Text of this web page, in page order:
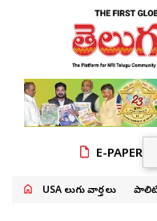
E-PAPER
USA తెలుగు వార్తలు